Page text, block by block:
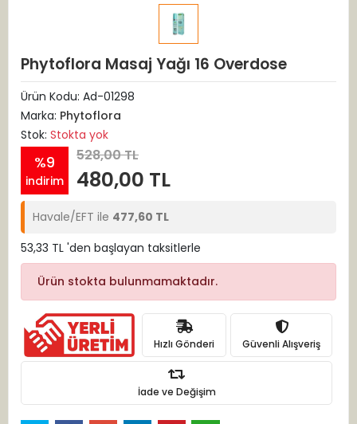
Phytoflora Masaj Yağı 16 Overdose
Ürün Kodu: Ad-01298
Marka: Phytoflora
Stok: Stokta yok
%9
indirim
528,00 TL
480,00 TL
Havale/EFT ile 477,60 TL
53,33 TL 'den başlayan taksitlerle
Ürün stokta bulunmamaktadır.
Hızlı Gönderi Güvenli Alışveriş
İade ve Değişim